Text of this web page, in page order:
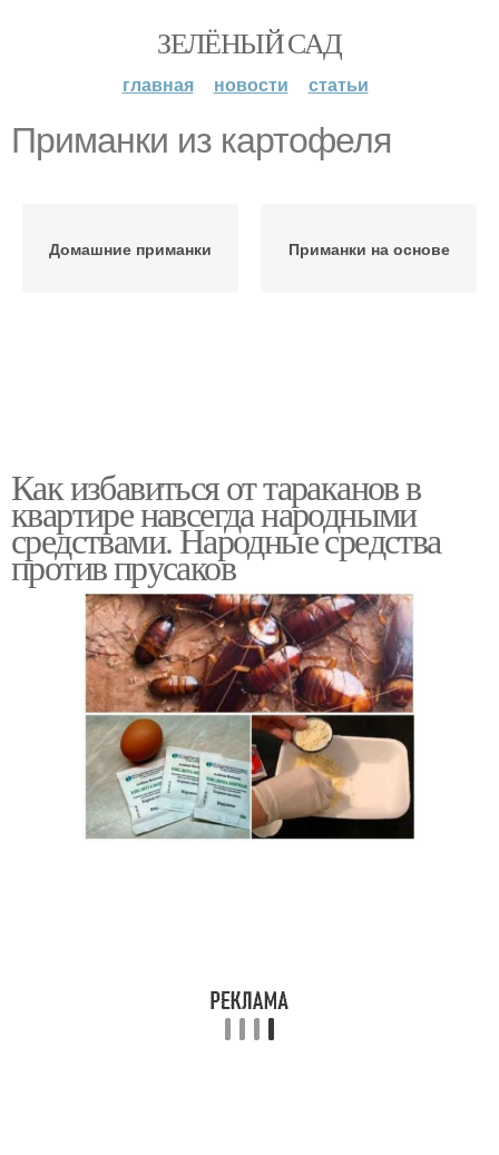
ЗЕЛЁНЫЙ САД
главная новости статьи
Приманки из картофеля
Домашние приманки Приманки на основе
Как избавиться от тараканов в
квартире навсегда народными
средствами. Народные средства
против прусаков